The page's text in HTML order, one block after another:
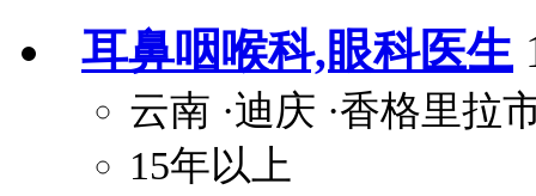
耳鼻咽喉科,眼科医生
云南 ·迪庆 ·香格里拉
15年以上